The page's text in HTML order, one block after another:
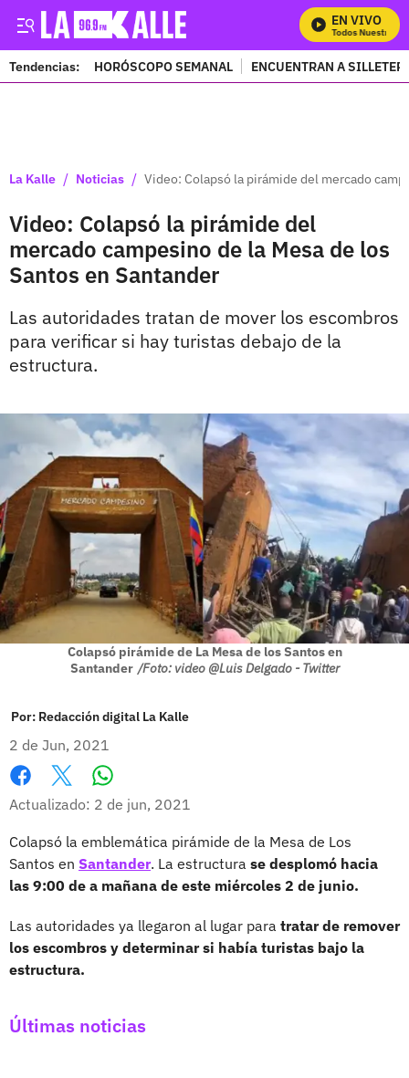
EN VIVO
Mira Todos Nuestros
Tendencias: HORÓSCOPO SEMANAL ENCUENTRAN A
La Kalle / Noticias / Video: Colapsó la pirámide del mercado
Video: Colapsó la pirámide del
mercado campesino de la Mesa de los
Santos en Santander
Las autoridades tratan de mover los escombros
para verificar si hay turistas debajo de la
estructura.
Colapsó pirámide de La Mesa de los Santos en
Santander /Foto: video @Luis Delgado - Twitter
Por: Redacción digital La Kalle
2 de Jun, 2021
Facebook
X
Actualizado: 2 de jun, 2021
Colapsó la emblemática pirámide de la Mesa de Los
Santos en Santander. La estructura se desplomó hacia
las 9:00 de a mañana de este miércoles 2 de junio.
Las autoridades ya llegaron al lugar para tratar de remover
los escombros y determinar si había turistas bajo la
estructura.
Últimas noticias